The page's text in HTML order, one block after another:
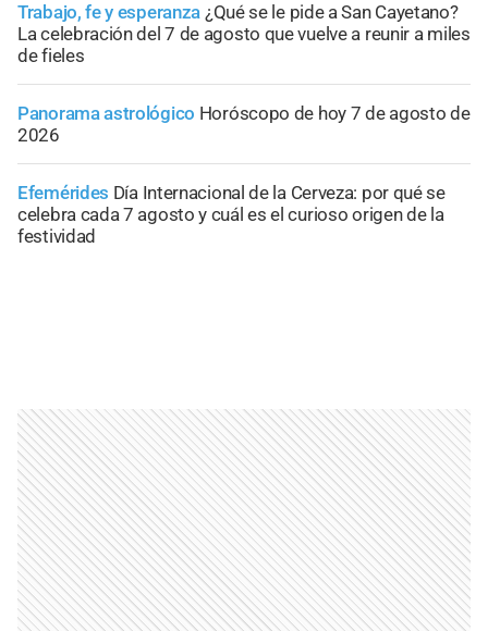
Trabajo, fe y esperanza ¿Qué se le pide a San Cayetano?
La celebración del 7 de agosto que vuelve a reunir a miles
de fieles
Panorama astrológico Horóscopo de hoy 7 de agosto de
2026
Efemérides Día Internacional de la Cerveza: por qué se
celebra cada 7 agosto y cuál es el curioso origen de la
festividad